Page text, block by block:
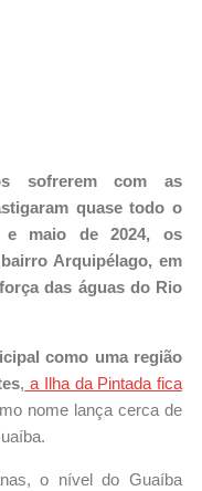
sofrerem com as
quase todo o
maio de 2024, os
Arquipélago, em
das águas do Rio
como uma região
, a Ilha da Pintada fica
nome lança cerca de
o nível do Guaíba